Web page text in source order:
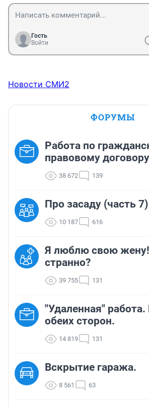
Гость
Войти
Новости СМИ2
ФОРУМЫ
Работа по
правовому договору
38 672 139
Про засаду (часть 7)
10 187 616
Я люблю свою жену!
странно?
39 755 131
"Удаленная"
обеих сторон.
14 819 131
Вскрытие гаража.
8 561 63